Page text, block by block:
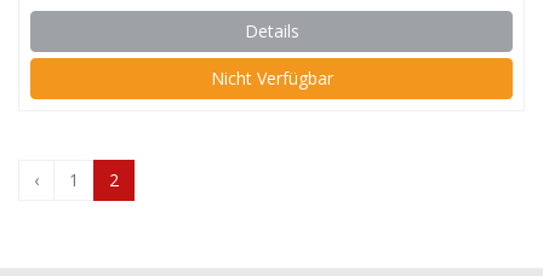
Details
Nicht Verfügbar
‹ 1 2